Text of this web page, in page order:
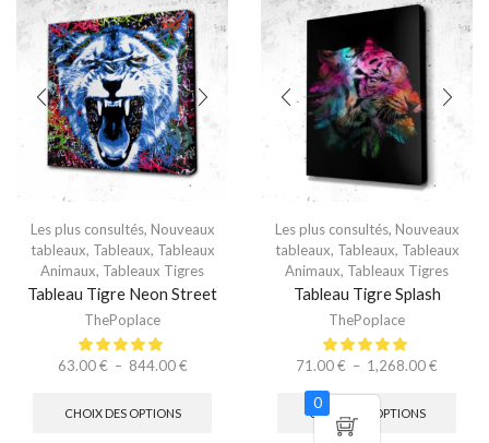
Les plus consultés, Nouveaux
tableaux, Tableaux, Tableaux
Animaux, Tableaux Tigres
Tableau Tigre Neon Street
ThePoplace
63.00€ – 844.00€
CHOIX DES OPTIONS
Les plus consultés, Nouveaux
tableaux, Tableaux, Tableaux
Animaux, Tableaux Tigres
Tableau Tigre Splash
ThePoplace
71.00€ – 1,268.00€
CHOIX DES OPTIONS
0